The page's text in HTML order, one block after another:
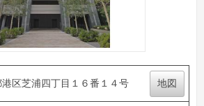
区芝浦四丁目１６番１４号 地図